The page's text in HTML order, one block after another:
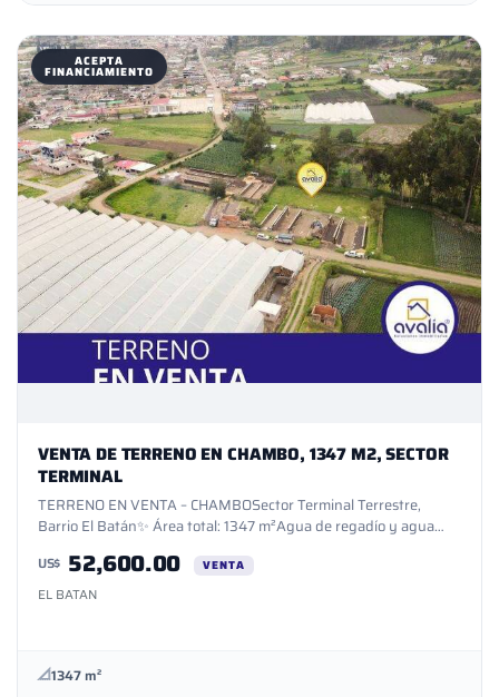
proyección y alta plusvalía.
VENTA DE TERRENO EN CHAMBO, 1347 M2, SECTOR
TERMINAL
TERRENO EN VENTA – CHAMBOSector Terminal Terrestre,
Barrio El Batán✨ Área total: 1347 m²Agua de regadío y agua
inmediatas¡Aceptamos financiamiento!Una excelente
oportunidad para invertir en un espacio amplio y bien
US$ 52,600.00 VENTA
EL BATAN
1347 m²
ACEPTA
FINANCIAMIENTO